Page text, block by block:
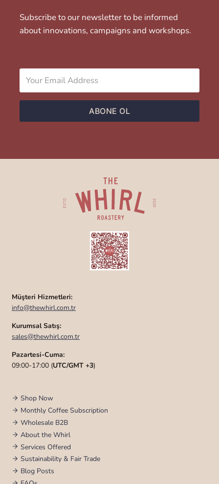
Subscribe to our newsletter to be informed
about innovations, campaigns and workshops.
ABONE OL
Müşteri Hizmetleri:
info@thewhirl.com.tr
Kurumsal Satış:
sales@thewhirl.com.tr
Pazartesi-Cuma:
09:00-17:00 (UTC/GMT +3)
Shop Now
Monthly Coffee Subscription
Wholesale B2B
About the Whirl
Services Offered
Sustainability & Fair Trade
Blog Posts